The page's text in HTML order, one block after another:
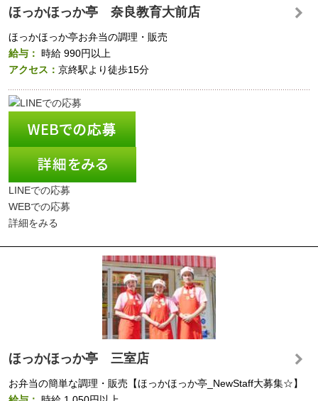
ほっかほっか亭 奈良教育大前店
ほっかほっか亭お弁当の調理・販売
給与： 時給 990円以上
アクセス： 京終駅より徒歩15分
LINEでの応募
WEBでの応募
詳細をみる
ほっかほっか亭 三室店
お弁当の簡単な調理・販売【ほっかほっか亭_NewStaff大募集☆】